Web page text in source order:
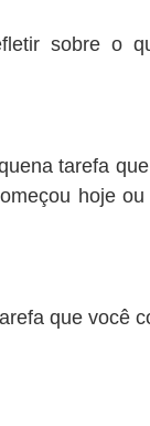
sobre o
tarefa
hoje
que você